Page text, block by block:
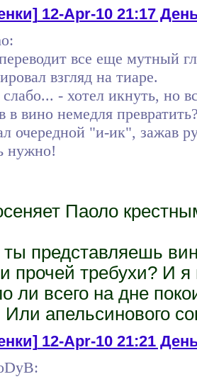
12-Apr-10 21:17
все еще мутный
взгляд на тиаре.
- хотел икнуть, но
в вино немедля
очередной "и-ик", зажав
нужно!
Паоло
представляешь
прочей требухи? И
ли всего на дне
Или апельсинового
12-Apr-10 21:21